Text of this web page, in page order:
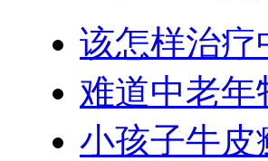
该怎样治疗
难道中老
小孩子牛皮